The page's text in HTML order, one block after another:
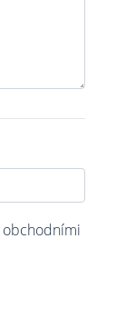
obchodními